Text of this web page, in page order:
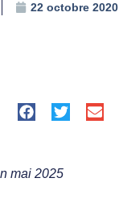
22 octobre 2020
mai 2025